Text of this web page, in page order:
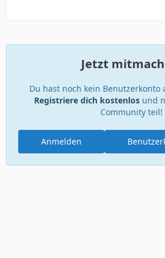
Jetzt
Du hast noch kein Benutzerkonto
Registriere dich kostenlos und
Community teil!
Anmelden